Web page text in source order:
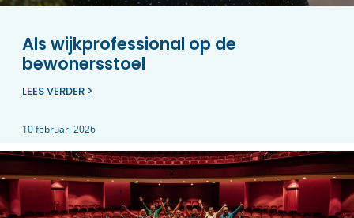
Als wijkprofessional op de
bewonersstoel
LEES VERDER >
10 februari 2026